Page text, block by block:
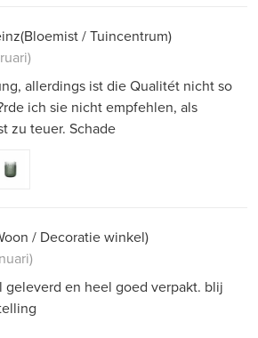
(Bloemist / Tuincentrum)
allerdings ist die Qualitét nicht so
ich sie nicht empfehlen, als
zu teuer. Schade
/ Decoratie winkel)
geleverd en heel goed verpakt. blij